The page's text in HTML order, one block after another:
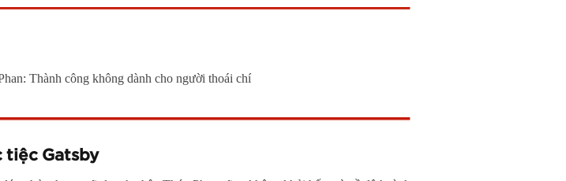
Thành công không dành cho người thoái chí
tiệc Gatsby